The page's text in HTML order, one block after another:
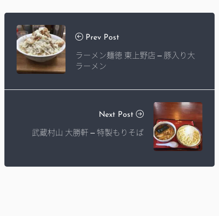
Prev Post
ラーメン麺徳 東上野店 – 豚入り大
ラーメン
Next Post
武蔵村山 大勝軒 – 特製もりそば